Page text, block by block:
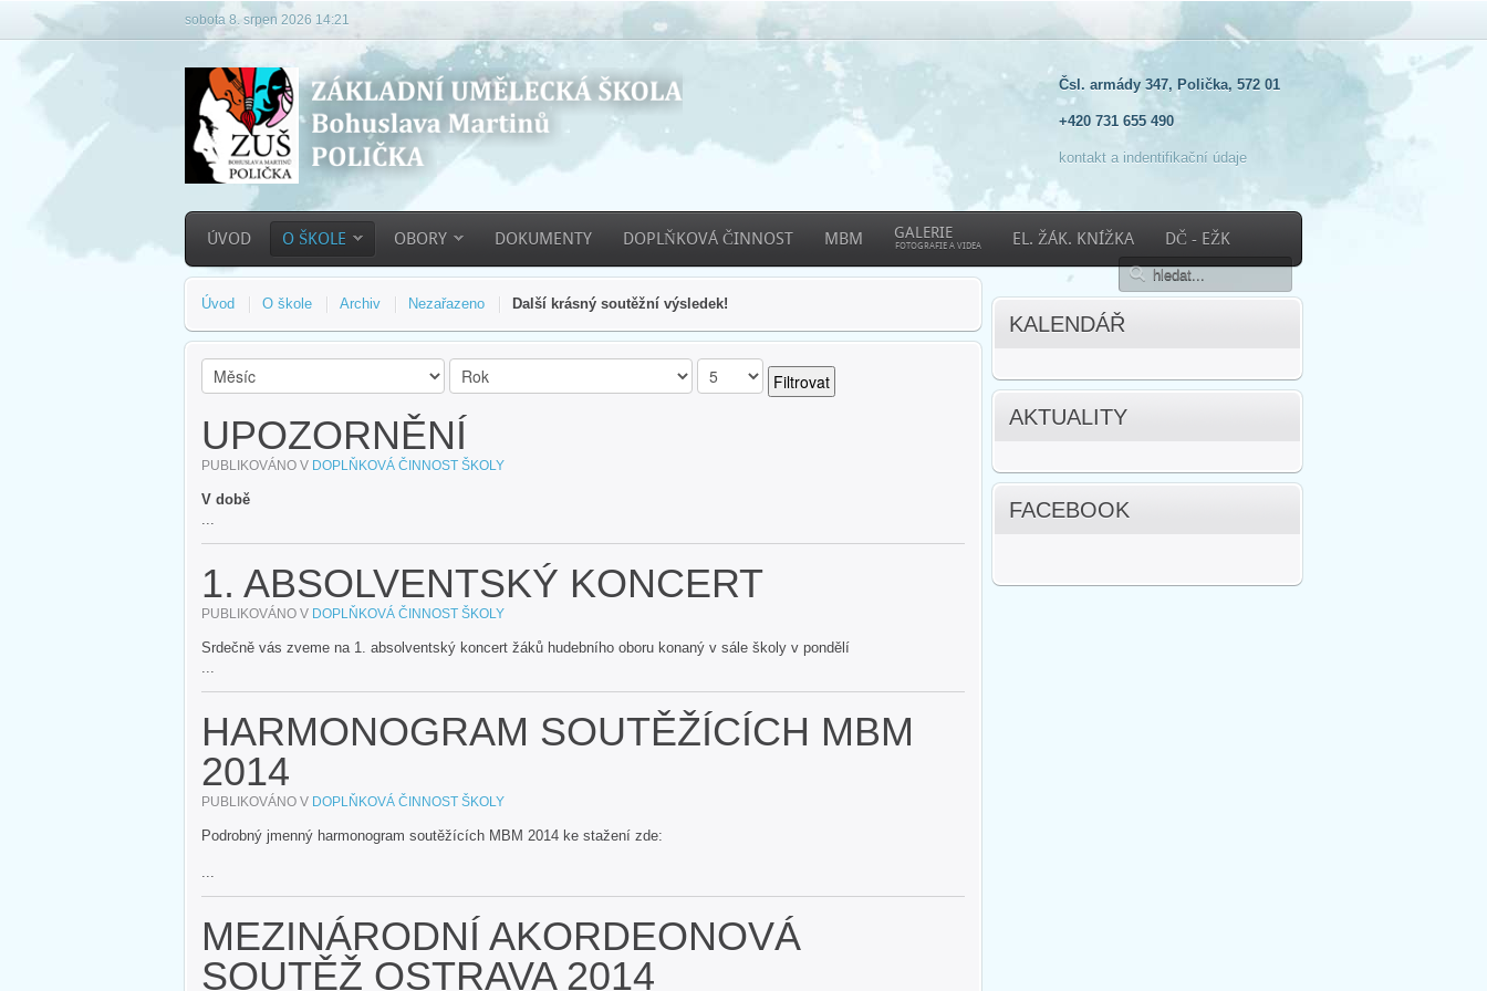
sobota 8. srpen 2026 14:21
Čsl. armády 347, Polička, 572 01
+420 731 655 490
kontakt a indentifikační údaje
ÚVOD O ŠKOLE OBORY DOKUMENTY DOPLŇKOVÁ ČINNOST MBM GALERIE
FOTOGRAFIE A VIDEA EL. ŽÁK. KNÍŽKA DČ - EŽK
Úvod O škole Archiv Nezařazeno Další krásný soutěžní výsledek!
Filtrovat
UPOZORNĚNÍ
PUBLIKOVÁNO V DOPLŇKOVÁ ČINNOST ŠKOLY
V době
...
1. ABSOLVENTSKÝ KONCERT
PUBLIKOVÁNO V DOPLŇKOVÁ ČINNOST ŠKOLY
Srdečně vás zveme na 1. absolventský koncert žáků hudebního oboru konaný v sále školy v pondělí
...
HARMONOGRAM SOUTĚŽÍCÍCH MBM
2014
PUBLIKOVÁNO V DOPLŇKOVÁ ČINNOST ŠKOLY
Podrobný jmenný harmonogram soutěžících MBM 2014 ke stažení zde:
...
MEZINÁRODNÍ AKORDEONOVÁ
SOUTĚŽ OSTRAVA 2014
KALENDÁŘ
AKTUALITY
FACEBOOK